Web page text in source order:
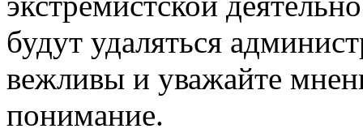
будут удаляться
вежливы и уважайте
понимание.